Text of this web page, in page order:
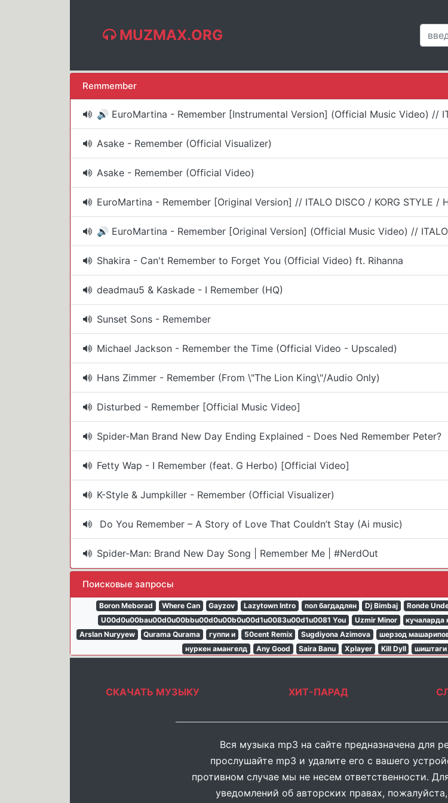
MUZMAX.ORG
Remmember
🔊 EuroMartina - Remember [Instrumental Version] (Official Music Video) //
Asake - Remember (Official Visualizer)
Asake - Remember (Official Video)
EuroMartina - Remember [Original Version] // ITALO DISCO / KORG STYLE /
🔊 EuroMartina - Remember [Original Version] (Official Music Video) // ITALO
Shakira - Can't Remember to Forget You (Official Video) ft. Rihanna
deadmau5 & Kaskade - I Remember (HQ)
Sunset Sons - Remember
Michael Jackson - Remember the Time (Official Video - Upscaled)
Hans Zimmer - Remember (From \"The Lion King\"/Audio Only)
Disturbed - Remember [Official Music Video]
Spider-Man Brand New Day Ending Explained - Does Ned Remember Peter?
Fetty Wap - I Remember (feat. G Herbo) [Official Video]
K-Style & Jumpkiller - Remember (Official Visualizer)
Do You Remember – A Story of Love That Couldn’t Stay (Ai music)
Spider-Man: Brand New Day Song | Remember Me | #NerdOut
Поисковые запросы
Boron Meborad Where Can Gayzov Lazytown Intro пол багдадлян Dj Bimbaj Ronde
U00d0u00bau00d0u00bbu00d0u00b0u00d1u0083u00d1u0081 You
Uzmir Minor кучаларда
Arslan Nuryyew
Qurama Qurama гуппи и 50cent Remix Sugdiyona Azimova шерзод
нуркен амангелд
Any Good Saira Banu Xplayer Kill Dyll
СКАЧАТЬ МУЗЫКУ ХИТ-ПАРАД
Вся музыка mp3 на сайте предназначена для
прослушайте mp3 и удалите его с вашего
противном случае мы не несем ответственности.
уведомлений об авторских правах,